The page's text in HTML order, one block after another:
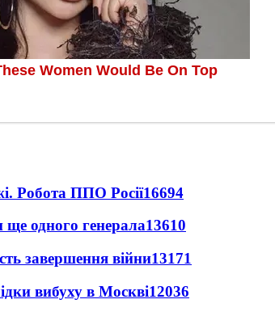
Робота ППО Росії16694
одного генерала13610
завершення війни13171
вибуху в Москві12036